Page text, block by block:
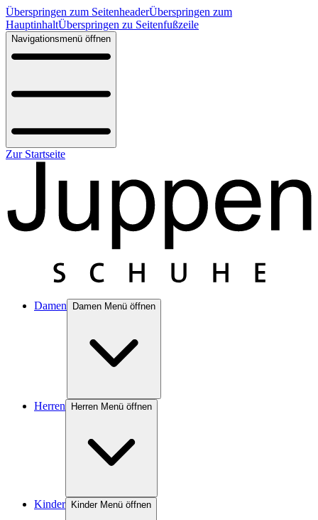
Überspringen zum SeitenheaderÜberspringen zum
HauptinhaltÜberspringen zu Seitenfußzeile
Navigationsmenü öffnen
Zur Startseite
Damen Damen Menü öffnen
Herren Herren Menü öffnen
Kinder Kinder Menü öffnen